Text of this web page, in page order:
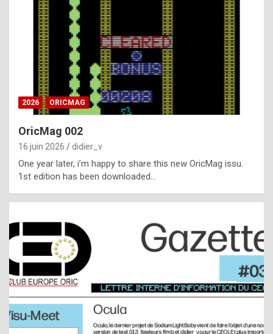
y
d
i
ff
i
l
t
t
s
t
a
2026 ORICMAG
OricMag 002
16 juin 2026 didier_v
One year later, i’m happy to share this new OricMag issu.
1st edition has been downloaded…